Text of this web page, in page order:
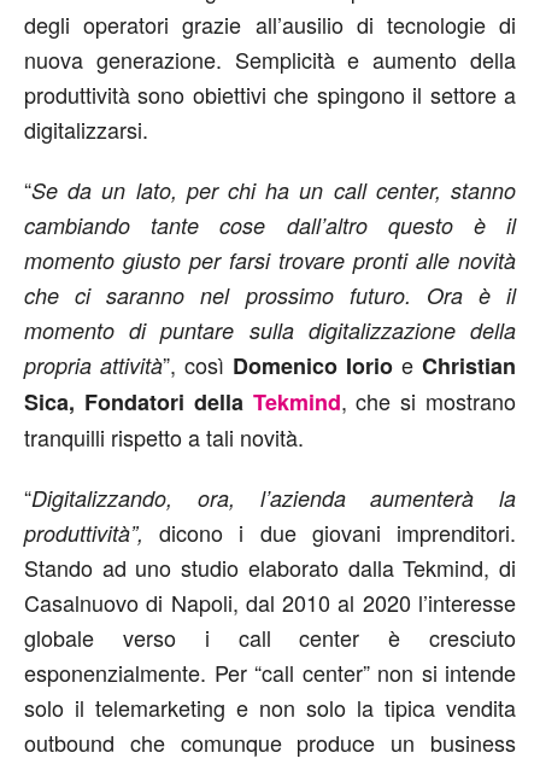
degli operatori grazie all’ausilio di tecnologie di
nuova generazione. Semplicità e aumento della
produttività sono obiettivi che spingono il settore a
digitalizzarsi.
“Se da un lato, per chi ha un call center, stanno
cambiando tante cose dall’altro questo è il
momento giusto per farsi trovare pronti alle novità
che ci saranno nel prossimo futuro. Ora è il
momento di puntare sulla digitalizzazione della
propria attività”, così Domenico Iorio e Christian
Sica, Fondatori della Tekmind, che si mostrano
tranquilli rispetto a tali novità.
“Digitalizzando, ora, l’azienda aumenterà la
produttività”, dicono i due giovani imprenditori.
Stando ad uno studio elaborato dalla Tekmind, di
Casalnuovo di Napoli, dal 2010 al 2020 l’interesse
globale verso i call center è cresciuto
esponenzialmente. Per “call center” non si intende
solo il telemarketing e non solo la tipica vendita
outbound che comunque produce un business